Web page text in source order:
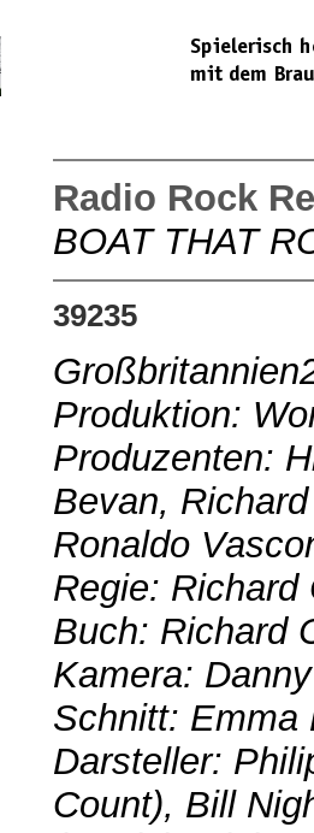
Radio Rock
BOAT THAT
39235
Produktion:
Produzenten:
Bevan,
Ronaldo
Regie: Richard
Buch: Richard
Kamera:
Schnitt: Emma
Darsteller:
Count), Bill